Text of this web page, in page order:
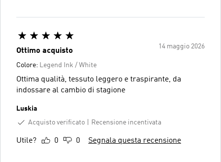
14 maggio 2026
Ottimo acquisto
Colore: Legend Ink / White
Ottima qualità, tessuto leggero e traspirante, da
indossare al cambio di stagione
Luskia
Acquisto verificato
Recensione incentivata
Utile? 0 0 Segnala questa recensione